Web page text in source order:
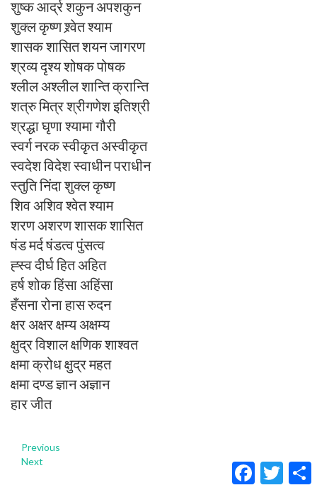
शुष्क आर्द्र शकुन अपशकुन
शुक्ल कृष्ण श्र्वेत श्याम
शासक शासित शयन जागरण
श्रव्य दृश्य शोषक पोषक
श्लील अश्लील शान्ति क्रान्ति
शत्रु मित्र श्रीगणेश इतिश्री
श्रद्धा घृणा श्यामा गौरी
स्वर्ग नरक स्वीकृत अस्वीकृत
स्वदेश विदेश स्वाधीन पराधीन
स्तुति निंदा शुक्ल कृष्ण
शिव अशिव श्वेत श्याम
शरण अशरण शासक शासित
षंड मर्द षंडत्व पुंसत्व
ह्स्व दीर्घ हित अहित
हर्ष शोक हिंसा अहिंसा
हँसना रोना हास रुदन
क्षर अक्षर क्षम्य अक्षम्य
क्षुद्र विशाल क्षणिक शाश्वत
क्षमा क्रोध क्षुद्र महत
क्षमा दण्ड ज्ञान अज्ञान
हार जीत
Previous
Next
FacebookTwitter